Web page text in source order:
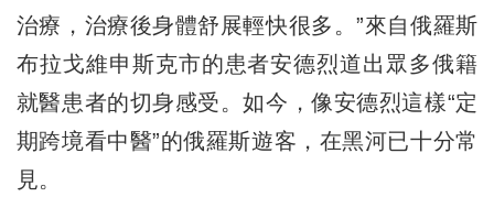
治療，治療後身體舒展輕快很多。”來自俄羅斯
布拉戈維申斯克市的患者安德烈道出眾多俄籍
就醫患者的切身感受。如今，像安德烈這樣“定
期跨境看中醫”的俄羅斯遊客，在黑河已十分常
見。